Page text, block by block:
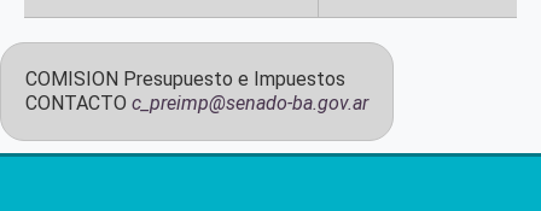
COMISION Presupuesto e Impuestos
CONTACTO c_preimp@senado-ba.gov.ar